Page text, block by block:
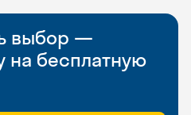
выбор —
на бесплатную